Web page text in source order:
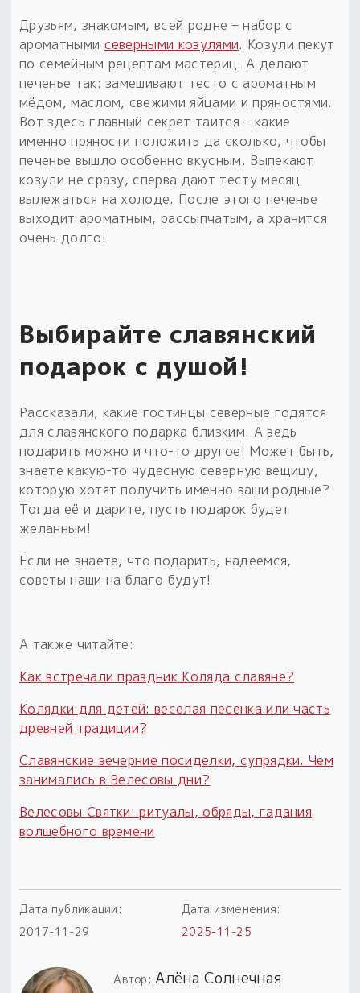
Друзьям, знакомым, всей родне – набор с
ароматными северными козулями. Козули пекут
по семейным рецептам мастериц. А делают
печенье так: замешивают тесто с ароматным
мёдом, маслом, свежими яйцами и пряностями.
Вот здесь главный секрет таится – какие
именно пряности положить да сколько, чтобы
печенье вышло особенно вкусным. Выпекают
козули не сразу, сперва дают тесту месяц
вылежаться на холоде. После этого печенье
выходит ароматным, рассыпчатым, а хранится
очень долго!
Выбирайте славянский
подарок с душой!
Рассказали, какие гостинцы северные годятся
для славянского подарка близким. А ведь
подарить можно и что-то другое! Может быть,
знаете какую-то чудесную северную вещицу,
которую хотят получить именно ваши родные?
Тогда её и дарите, пусть подарок будет
желанным!
Если не знаете, что подарить, надеемся,
советы наши на благо будут!
А также читайте:
Как встречали праздник Коляда славяне?
Колядки для детей: веселая песенка или часть
древней традиции?
Славянские вечерние посиделки, супрядки. Чем
занимались в Велесовы дни?
Велесовы Святки: ритуалы, обряды, гадания
волшебного времени
Дата публикации:
2017-11-29
Дата изменения:
2025-11-25
Автор:Алёна Солнечная